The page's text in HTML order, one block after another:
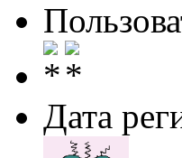
Дата